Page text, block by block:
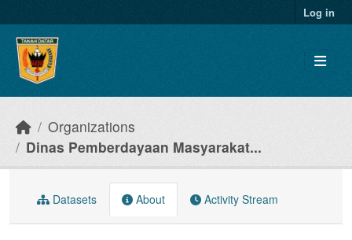
Log in
Organizations
Dinas Pemberdayaan Masyarakat...
Datasets About Activity Stream